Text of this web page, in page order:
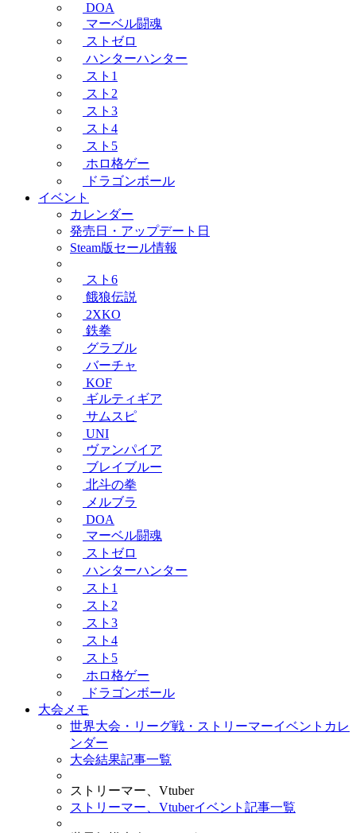
DOA
マーベル闘魂
ストゼロ
ハンターハンター
スト1
スト2
スト3
スト4
スト5
ホロ格ゲー
ドラゴンボール
イベント
カレンダー
発売日・アップデート日
Steam版セール情報
スト6
餓狼伝説
2XKO
鉄拳
グラブル
バーチャ
KOF
ギルティギア
サムスピ
UNI
ヴァンパイア
ブレイブルー
北斗の拳
メルブラ
DOA
マーベル闘魂
ストゼロ
ハンターハンター
スト1
スト2
スト3
スト4
スト5
ホロ格ゲー
ドラゴンボール
大会メモ
世界大会・リーグ戦・ストリーマーイベントカレ
ンダー
大会結果記事一覧
ストリーマー、Vtuber
ストリーマー、Vtuberイベント記事一覧